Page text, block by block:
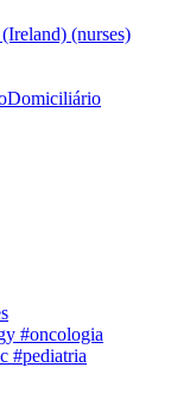
(nurses)
#oncologia
#pediatria